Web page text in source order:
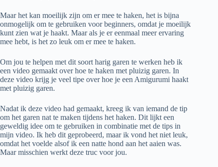
Maar het kan moeilijk zijn om er mee te haken, het is bijna
onmogelijk om te gebruiken voor beginners, omdat je moeilijk
kunt zien wat je haakt. Maar als je er eenmaal meer ervaring
mee hebt, is het zo leuk om er mee te haken.
Om jou te helpen met dit soort harig garen te werken heb ik
een video gemaakt over hoe te haken met pluizig garen. In
deze video krijg je veel tipe over hoe je een Amigurumi haakt
met pluizig garen.
Nadat ik deze video had gemaakt, kreeg ik van iemand de tip
om het garen nat te maken tijdens het haken. Dit lijkt een
geweldig idee om te gebruiken in combinatie met de tips in
mijn video. Ik heb dit geprobeerd, maar ik vond het niet leuk,
omdat het voelde alsof ik een natte hond aan het aaien was.
Maar misschien werkt deze truc voor jou.